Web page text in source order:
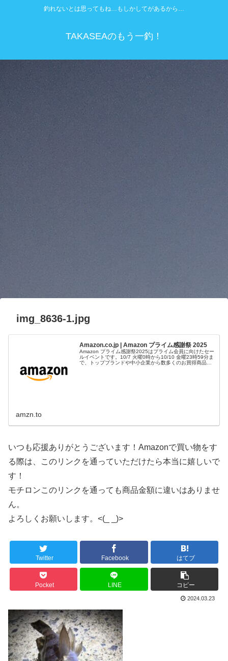
釣れないとは思ってもね…もしかしてがあるから…
TAKASEAのもう一釣！
img_8636-1.jpg
Amazon.co.jp | Amazon プライム感謝祭 2025
Amazon プライム感謝祭2025はプライム会員に向けたセー
ルイベントです。10/7 火曜0時から10/10 金曜23時59分ま
で、トップブランドや中小企業から数多くのお買得商品が
amzn.to
いつも応援ありがとうございます！Amazonで買い物をす
る際は、このリンクを通っていただけたら本当に嬉しいで
す！
モチロンこのリンクを通っても商品金額に違いはありませ
ん。
よろしくお願いします。<(_ _)>
Twitter Facebook はてブ
Pocket LINE コピー
2024.03.23